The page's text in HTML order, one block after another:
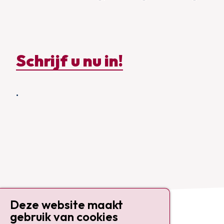
Schrijf u nu in!
.
Deze website maakt
gebruik van cookies